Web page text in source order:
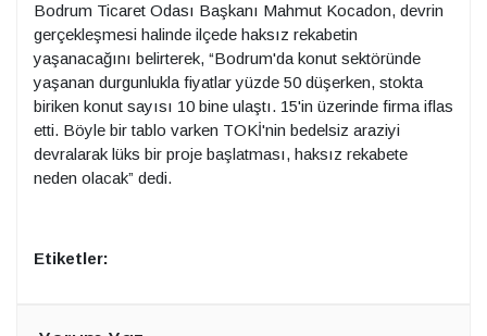
Bodrum Ticaret Odası Başkanı Mahmut Kocadon, devrin
gerçekleşmesi halinde ilçede haksız rekabetin
yaşanacağını belirterek, “Bodrum'da konut sektöründe
yaşanan durgunlukla fiyatlar yüzde 50 düşerken, stokta
biriken konut sayısı 10 bine ulaştı. 15'in üzerinde firma iflas
etti. Böyle bir tablo varken TOKİ'nin bedelsiz araziyi
devralarak lüks bir proje başlatması, haksız rekabete
neden olacak” dedi.
Etiketler: